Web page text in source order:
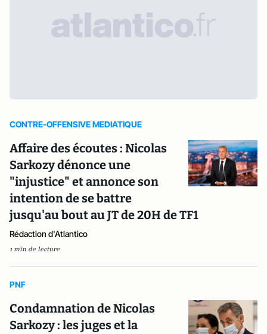
CONTRE-OFFENSIVE MEDIATIQUE
Affaire des écoutes : Nicolas
Sarkozy dénonce une
"injustice" et annonce son
intention de se battre
jusqu'au bout au JT de 20H de TF1
Rédaction d'Atlantico
1 min de lecture
PNF
Condamnation de Nicolas
Sarkozy : les juges et la